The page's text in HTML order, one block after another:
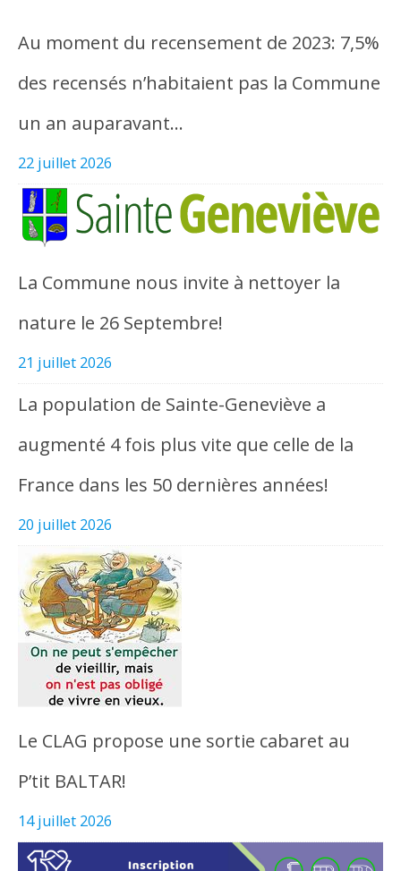
Au moment du recensement de 2023: 7,5%
des recensés n’habitaient pas la Commune
un an auparavant…
22 juillet 2026
La Commune nous invite à nettoyer la
nature le 26 Septembre!
21 juillet 2026
La population de Sainte-Geneviève a
augmenté 4 fois plus vite que celle de la
France dans les 50 dernières années!
20 juillet 2026
Le CLAG propose une sortie cabaret au
P’tit BALTAR!
14 juillet 2026